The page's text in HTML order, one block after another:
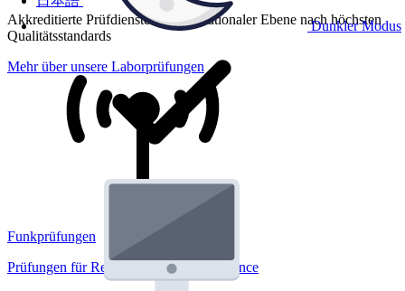
Dunkler Modus
Akkreditierte Prüfdienste auf internationaler Ebene nach höchsten
Qualitätsstandards
Mehr über unsere Laborprüfungen
Funkprüfungen
Prüfungen für Regulatorik und Performance